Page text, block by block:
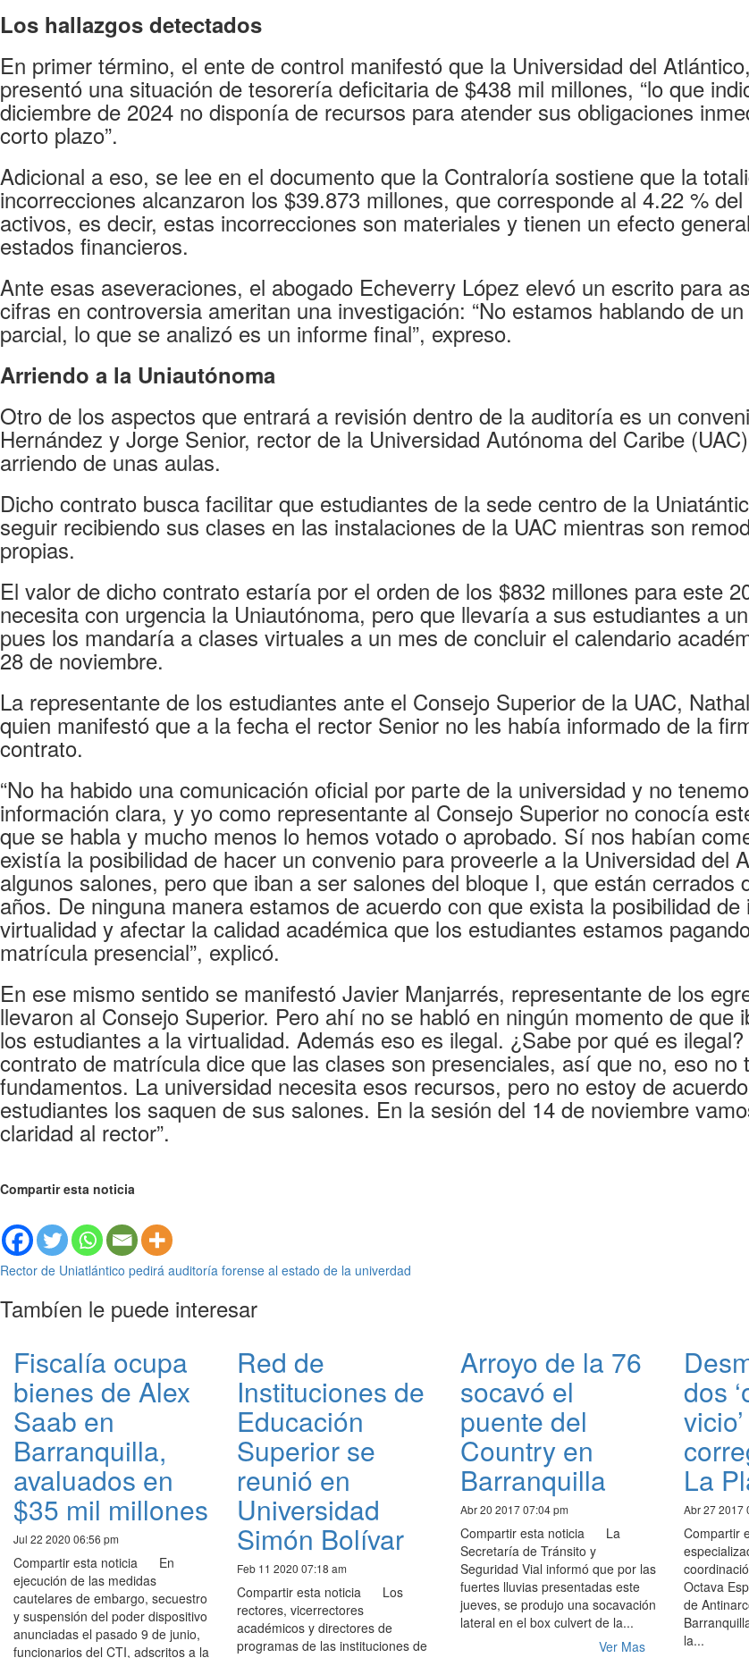
Los hallazgos detectados
En primer término, el ente de control manifestó que la Universidad del
presentó una situación de tesorería deficitaria de $438 mil millones, “lo que
diciembre de 2024 no disponía de recursos para atender sus obligaciones
corto plazo”.
Adicional a eso, se lee en el documento que la Contraloría sostiene que la
incorrecciones alcanzaron los $39.873 millones, que corresponde al 4.22 %
activos, es decir, estas incorrecciones son materiales y tienen un efecto
estados financieros.
Ante esas aseveraciones, el abogado Echeverry López elevó un escrito para
cifras en controversia ameritan una investigación: “No estamos hablando de
parcial, lo que se analizó es un informe final”, expreso.
Arriendo a la Uniautónoma
Otro de los aspectos que entrará a revisión dentro de la auditoría es un
Hernández y Jorge Senior, rector de la Universidad Autónoma del Caribe
arriendo de unas aulas.
Dicho contrato busca facilitar que estudiantes de la sede centro de la
seguir recibiendo sus clases en las instalaciones de la UAC mientras son
propias.
El valor de dicho contrato estaría por el orden de los $832 millones para este
necesita con urgencia la Uniautónoma, pero que llevaría a sus estudiantes a
pues los mandaría a clases virtuales a un mes de concluir el calendario
28 de noviembre.
La representante de los estudiantes ante el Consejo Superior de la UAC,
quien manifestó que a la fecha el rector Senior no les había informado de la
contrato.
“No ha habido una comunicación oficial por parte de la universidad y no
información clara, y yo como representante al Consejo Superior no conocía
que se habla y mucho menos lo hemos votado o aprobado. Sí nos habían
existía la posibilidad de hacer un convenio para proveerle a la Universidad del
algunos salones, pero que iban a ser salones del bloque I, que están cerrados
años. De ninguna manera estamos de acuerdo con que exista la posibilidad de
virtualidad y afectar la calidad académica que los estudiantes estamos
matrícula presencial”, explicó.
En ese mismo sentido se manifestó Javier Manjarrés, representante de los
llevaron al Consejo Superior. Pero ahí no se habló en ningún momento de que
los estudiantes a la virtualidad. Además eso es ilegal. ¿Sabe por qué es
contrato de matrícula dice que las clases son presenciales, así que no, eso no
fundamentos. La universidad necesita esos recursos, pero no estoy de
estudiantes los saquen de sus salones. En la sesión del 14 de noviembre
claridad al rector”.
Compartir esta noticia
Rector de Uniatlántico pedirá auditoría forense al estado de la univerdad
Tambíen le puede interesar
Fiscalía ocupa
bienes de Alex
Saab en
Barranquilla,
avaluados en
$35 mil millones
Jul 22 2020 06:56 pm
Compartir esta noticia En
ejecución de las medidas
cautelares de embargo, secuestro
y suspensión del poder dispositivo
anunciadas el pasado 9 de junio,
funcionarios del CTI, adscritos a la
Red de
Instituciones de
Educación
Superior se
reunió en
Universidad
Simón Bolívar
Feb 11 2020 07:18 am
Compartir esta noticia Los
rectores, vicerrectores
académicos y directores de
programas de las instituciones de
Arroyo de la 76
socavó el
puente del
Country en
Barranquilla
Abr 20 2017 07:04 pm
Compartir esta noticia La
Secretaría de Tránsito y
Seguridad Vial informó que por las
fuertes lluvias presentadas este
jueves, se produjo una socavación
lateral en el box culvert de la...
Ver Mas
dos
La
Abr 27 2017
Octava
de
la...